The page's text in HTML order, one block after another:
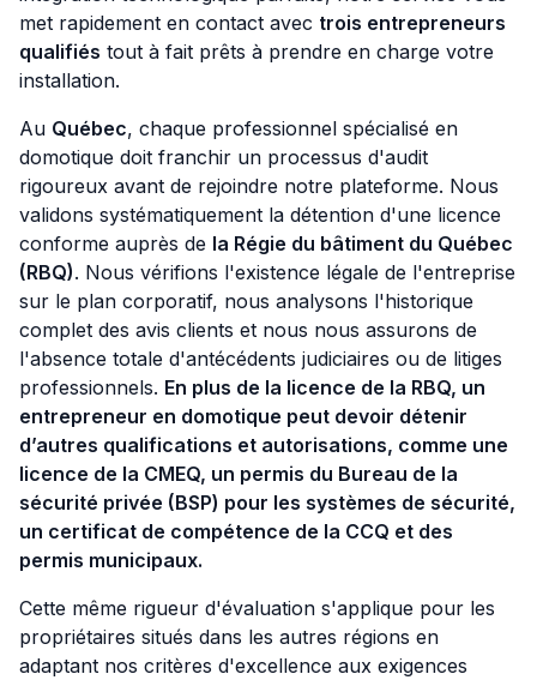
met rapidement en contact avec trois entrepreneurs
qualifiés tout à fait prêts à prendre en charge votre
installation.
Au Québec, chaque professionnel spécialisé en
domotique doit franchir un processus d'audit
rigoureux avant de rejoindre notre plateforme. Nous
validons systématiquement la détention d'une licence
conforme auprès de la Régie du bâtiment du Québec
(RBQ). Nous vérifions l'existence légale de l'entreprise
sur le plan corporatif, nous analysons l'historique
complet des avis clients et nous nous assurons de
l'absence totale d'antécédents judiciaires ou de litiges
professionnels. En plus de la licence de la RBQ, un
entrepreneur en domotique peut devoir détenir
d’autres qualifications et autorisations, comme une
licence de la CMEQ, un permis du Bureau de la
sécurité privée (BSP) pour les systèmes de sécurité,
un certificat de compétence de la CCQ et des
permis municipaux.
Cette même rigueur d'évaluation s'applique pour les
propriétaires situés dans les autres régions en
adaptant nos critères d'excellence aux exigences